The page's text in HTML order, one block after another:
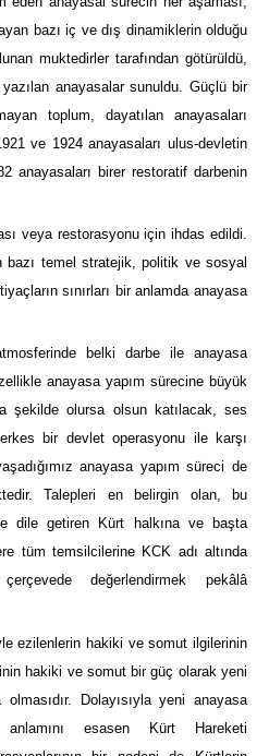
bazı iç ve dış dinamiklerin olduğu
muktedirler tarafından götürüldü,
anayasalar sunuldu. Güçlü bir
toplum, dayatılan anayasaları
ve 1924 anayasaları ulus-devletin
anayasaları birer restoratif darbenin
veya restorasyonu için ihdas edildi.
bazı temel stratejik, politik ve sosyal
sınırları bir anlamda anayasa
belki darbe ile anayasa
anayasa yapım sürecine büyük
olursa olsun katılacak, ses
bir devlet operasyonu ile karşı
anayasa yapım süreci de
Talepleri en belirgin olan, bu
dile getiren Kürt halkına ve başta
tüm temsilcilerine KCK adı altında
değerlendirmek pekâlâ
ezilenlerin hakiki ve somut ilgilerinin
hakiki ve somut bir güç olarak yeni
Dolayısıyla yeni anayasa
anlamını esasen Kürt Hareketi